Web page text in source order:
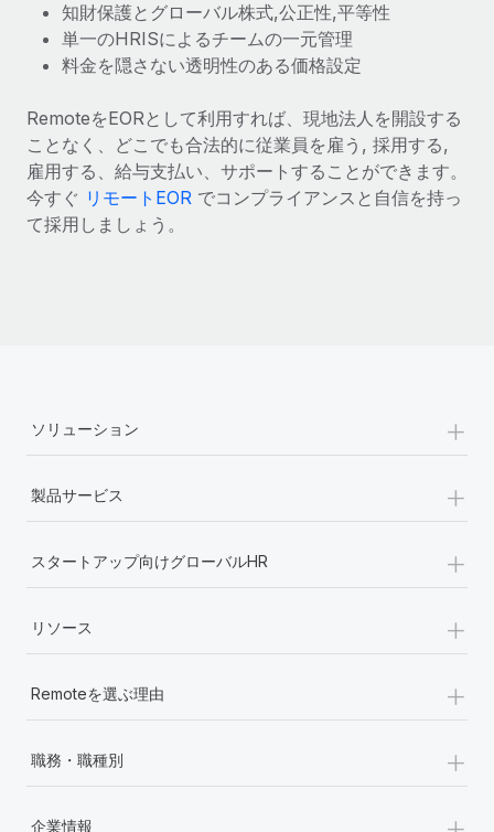
Remoteの使命は、世界のどこにいても、あらゆる規模の企業が
業務に最適な人材を採用し、管理し、給与を支給できるようにす
ることです。この数週間で、新しい統合、機能、改良点をリリー
詳細を見る
給与詐欺：種類、事例、ビジネスを守る方法
知財保護とグローバル株式,公正性,平等性
単一のHRISによるチームの一元管理
料金を隠さない透明性のある価格設定
RemoteをEORとして利用すれば、現地法人を開設する
ことなく、どこでも合法的に従業員を雇う, 採用する,
雇用する、給与支払い、サポートすることができます。
今すぐ リモートEOR でコンプライアンスと自信を持っ
て採用しましょう。
ソリューション +
製品サービス +
スタートアップ向けグローバルHR +
リソース +
Remoteを選ぶ理由 +
職務・職種別 +
企業情報